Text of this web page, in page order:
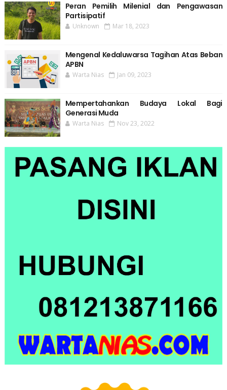
Peran Pemilih Milenial dan Pengawasan
Partisipatif
Unknown Mar 18, 2023
Mengenal Kedaluwarsa Tagihan Atas Beban
APBN
Warta Nias Jan 09, 2023
Mempertahankan Budaya Lokal Bagi
Generasi Muda
Warta Nias Nov 23, 2022